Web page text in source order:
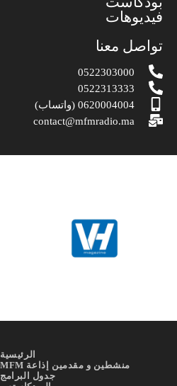
فيديوهات
تواصل معنا
0522303000
0522313333
0620004004 (واتساب)
contact@mfmradio.ma
الرئيسية
منشطين و مقدمين إذاعة MFM
جدول البرامج